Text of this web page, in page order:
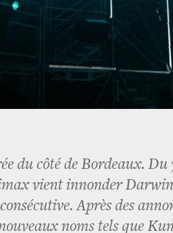
du côté de Bordeaux. Du
vient innonder Darwin
Après des
noms tels que